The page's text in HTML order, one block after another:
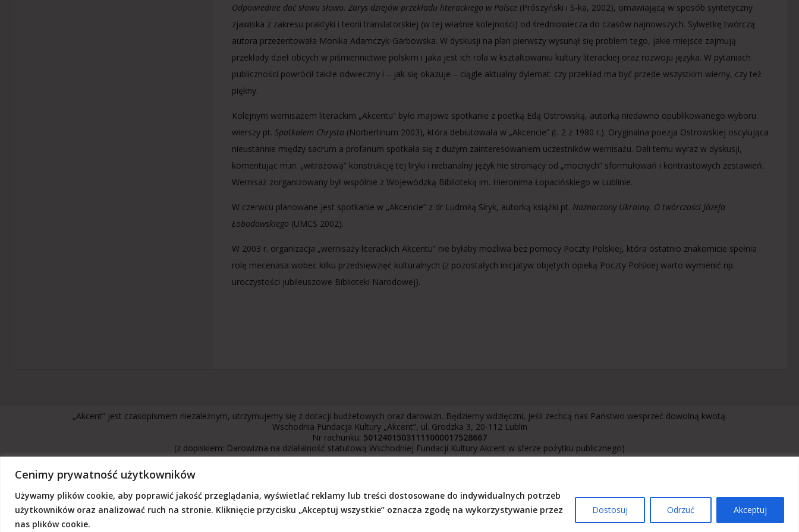
Cenimy prywatność użytkowników
Używamy plików cookie, aby poprawić jakość przeglądania, wyświetlać reklamy lub treści dostosowane do indywidualnych potrzeb
użytkowników oraz analizować ruch na stronie. Kliknięcie przycisku „Akceptuj wszystkie” oznacza zgodę na wykorzystywanie przez
nas plików cookie.
Dostosuj Odrzuć Akceptuj
Odpowiednie dać słowu słowo. Zarys dziejów przekładu literackiego w Polsce (Prószyński i S-ka, 2002), omawiającą w sposób syntetyczny
zjawiska z zakresu praktyki i teorii translatorskiej (w tej właśnie kolejności) od średniowiecza do czasów najnowszych. Sylwetkę twórczą
autora przezentowała Monika Adamczyk-Garbowska. W dyskusji na plan pierwszy wysunął się problem tego, jakie miejsce zajmują
przekłady dzieł obcych w piśmiennictwie polskim i jaka jest ich rola w kształtowaniu kultury literackiej oraz rozwoju języka. W pytaniach
publiczności powrócił także odwieczny i – jak się okazuje – ciągle aktualny dylemat: czy przekład ma być przede wszystkim wierny, czy też
piękny.
Kolejnym wernisażem literackim „Akcentu” było majowe spotkanie z poetką Edą Ostrowską, autorką niedawno opublikowanego wyboru
wierszy pt. Spotkałem Chrysta (Norbertinum 2003), która debiutowała w „Akcencie” (t. 2 z 1980 r.). Oryginalna poezja Ostrowskiej oscylująca
nieustannie między sacrum a profanum spotkała się z dużym zainteresowaniem uczestników wernisażu. Dali temu wyraz w dyskusji,
komentując m.in. „witrażową” konstrukcję tej liryki i niebanalny język nie stroniący od „mocnych” sformułowań i kontrastowych zestawień.
Wernisaż zorganizowany był wspólnie z Wojewódzką Biblioteką im. Hieronima Łopacińskiego w Lublinie.
W czerwcu planowane jest spotkanie w „Akcencie” z dr Ludmiłą Siryk, autorką książki pt. Naznaczony Ukrainą. O twórczości Józefa
Łobodowskiego (UMCS 2002).
W 2003 r. organizacja „wernisaży literackich Akcentu” nie byłaby możliwa bez pomocy Poczty Polskiej, która ostatnio znakomicie spełnia
rolę mecenasa wobec kilku przedsięwzięć kulturalnych (z pozostałych inicjatyw objętych opieką Poczty Polskiej warto wymienić np.
uroczystości jubileuszowe Biblioteki Narodowej).
„Akcent” jest czasopismem niezależnym, utrzymujemy się z dotacji budżetowych oraz darowizn. Będziemy wdzięczni, jeśli zechcą nas Państwo wesprzeć dowolną kwotą.
Wschodnia Fundacja Kultury „Akcent”, ul. Grodzka 3, 20-112 Lublin
Nr rachunku: 50124015031111000017528667
(z dopiskiem: Darowizna na działalność statutową Wschodniej Fundacji Kultury Akcent w sferze pożytku publicznego)
© 2026 Akcent |Polityka prywatności|Deklaracja dostępności